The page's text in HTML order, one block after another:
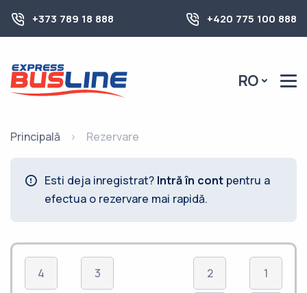
+373 789 18 888 +420 775 100 888
RO
Principală Rezervare
Esti deja inregistrat? Intră în cont pentru a
efectua o rezervare mai rapidă.
4 3 2 1